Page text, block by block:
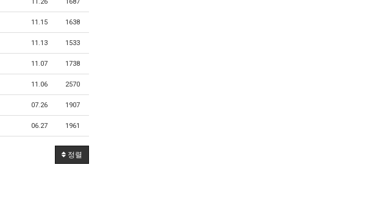
11.15 1638
11.13 1533
11.07 1738
11.06 2570
07.26 1907
06.27 1961
정렬